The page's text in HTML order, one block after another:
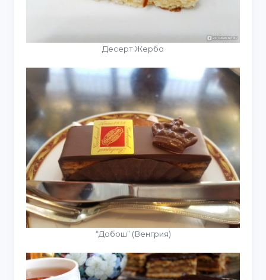
Десерт Жербо
“Добош” (Венгрия)